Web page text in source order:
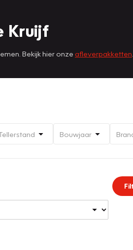
Kruijf
Bekijk hier onze afleverpakketten
Bouwjaar